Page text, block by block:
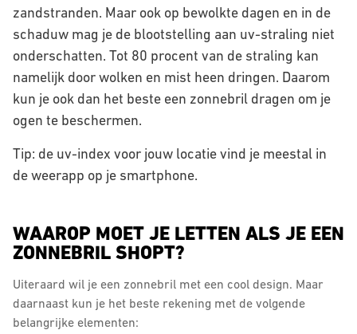
zandstranden. Maar ook op bewolkte dagen en in de
schaduw mag je de blootstelling aan uv-straling niet
onderschatten. Tot 80 procent van de straling kan
namelijk door wolken en mist heen dringen. Daarom
kun je ook dan het beste een zonnebril dragen om je
ogen te beschermen.
Tip: de uv-index voor jouw locatie vind je meestal in
de weerapp op je smartphone.
WAAROP MOET JE LETTEN ALS JE EEN
ZONNEBRIL SHOPT?
Uiteraard wil je een zonnebril met een cool design. Maar
daarnaast kun je het beste rekening met de volgende
belangrijke elementen: